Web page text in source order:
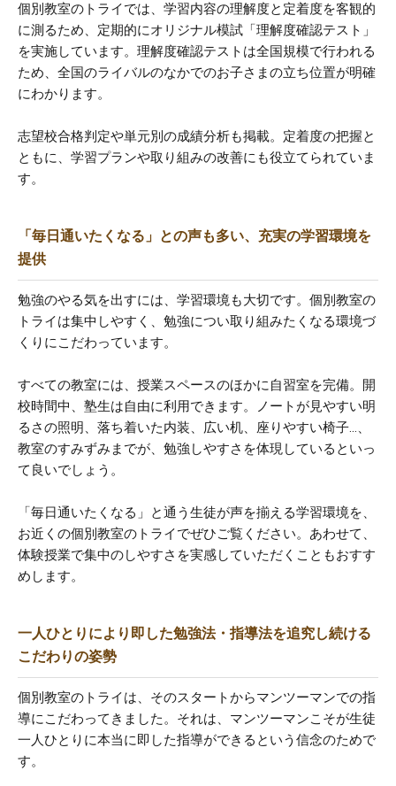
個別教室のトライでは、学習内容の理解度と定着度を客観的
に測るため、定期的にオリジナル模試「理解度確認テスト」
を実施しています。理解度確認テストは全国規模で行われる
ため、全国のライバルのなかでのお子さまの立ち位置が明確
にわかります。
志望校合格判定や単元別の成績分析も掲載。定着度の把握と
ともに、学習プランや取り組みの改善にも役立てられていま
す。
「毎日通いたくなる」との声も多い、充実の学習環境を
提供
勉強のやる気を出すには、学習環境も大切です。個別教室の
トライは集中しやすく、勉強につい取り組みたくなる環境づ
くりにこだわっています。
すべての教室には、授業スペースのほかに自習室を完備。開
校時間中、塾生は自由に利用できます。ノートが見やすい明
るさの照明、落ち着いた内装、広い机、座りやすい椅子…、
教室のすみずみまでが、勉強しやすさを体現しているといっ
て良いでしょう。
「毎日通いたくなる」と通う生徒が声を揃える学習環境を、
お近くの個別教室のトライでぜひご覧ください。あわせて、
体験授業で集中のしやすさを実感していただくこともおすす
めします。
一人ひとりにより即した勉強法・指導法を追究し続ける
こだわりの姿勢
個別教室のトライは、そのスタートからマンツーマンでの指
導にこだわってきました。それは、マンツーマンこそが生徒
一人ひとりに本当に即した指導ができるという信念のためで
す。